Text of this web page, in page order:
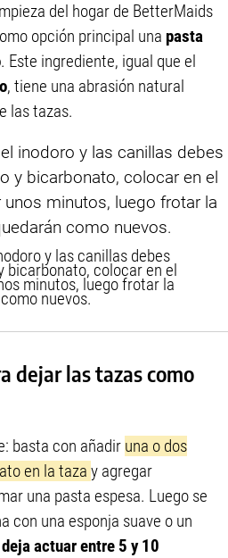
del hogar de BetterMaids
opción principal una pasta
. Este ingrediente, igual que el
, tiene una abrasión natural
las tazas.
y las canillas debes
bicarbonato, colocar en el
minutos, luego frotar la
nuevos.
dejar las tazas como
basta con añadir una o dos
en la taza y agregar
una pasta espesa. Luego se
con una esponja suave o un
actuar entre 5 y 10